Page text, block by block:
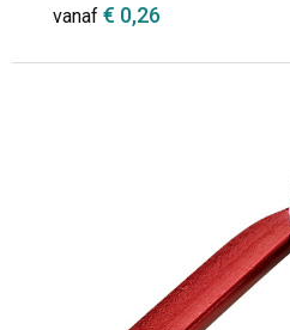
vanaf € 0,26